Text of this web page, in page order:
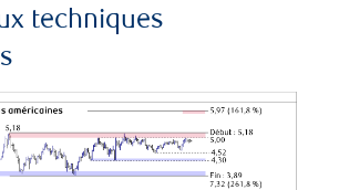
techniques